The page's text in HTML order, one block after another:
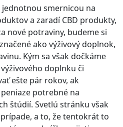
smernicou na
a zaradí CBD produkty,
nové potraviny, budeme si
ako výživový doplnok,
Kým sa však dočkáme
doplnku či
ešte pár rokov, ak
potrebné na
štúdií. Svetlú stránku však
a to, že tentokrát to